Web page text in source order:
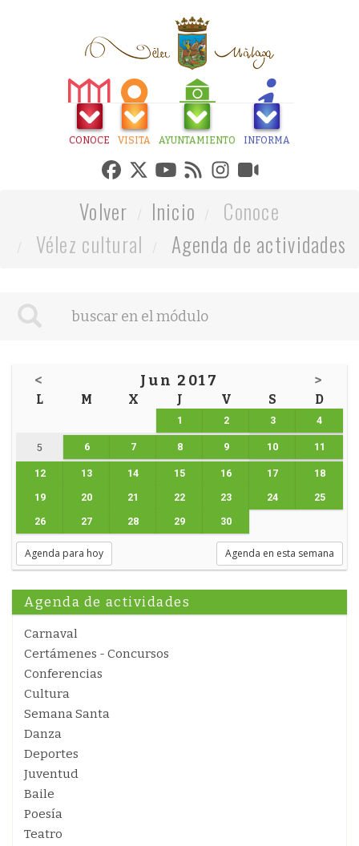
CONOCE VISITA AYUNTAMIENTO INFORMA
Volver Inicio
Conoce
Vélez cultural
Agenda de actividades
< Jun 2017 >
L M X J V S D
1 2 3 4
5 6 7 8 9 10 11
12 13 14 15 16 17 18
19 20 21 22 23 24 25
26 27 28 29 30
Agenda para hoy Agenda en esta semana
Agenda de actividades
Carnaval
Certámenes - Concursos
Conferencias
Cultura
Semana Santa
Danza
Deportes
Juventud
Baile
Poesía
Teatro